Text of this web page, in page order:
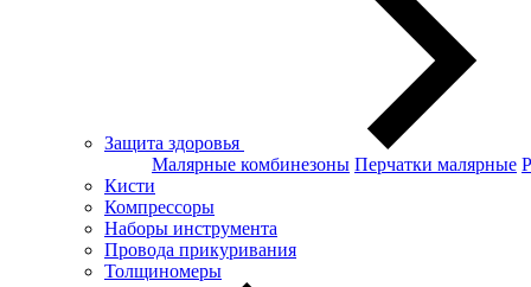
Защита здоровья
Малярные комбинезоны Перчатки малярные
Кисти
Компрессоры
Наборы инструмента
Провода прикуривания
Толщиномеры